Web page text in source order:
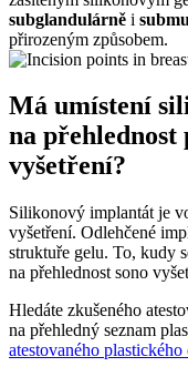
subglandulárně i
přirozeným způsobem.
Má umístení
na
vyšetření?
Silikonový implantát je
vyšetření. Odlehčené
struktuře gelu. To, kudy
na přehlednost sono
Hledáte zkušeného
na přehledný seznam
atestovaného